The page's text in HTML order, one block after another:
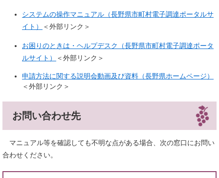
システムの操作マニュアル（長野県市町村電子調達ポータルサ
イト）
＜外部リンク＞
お困りのときは・ヘルプデスク（長野県市町村電子調達ポータ
ルサイト）
＜外部リンク＞
申請方法に関する説明会動画及び資料（長野県ホームページ）
＜外部リンク＞
お問い合わせ先
マニュアル等を確認しても不明な点がある場合、次の窓口にお問い
合わせください。